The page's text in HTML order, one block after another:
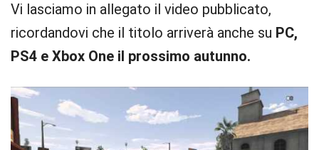
Vi lasciamo in allegato il video pubblicato,
ricordandovi che il titolo arriverà anche su PC,
PS4 e Xbox One il prossimo autunno.